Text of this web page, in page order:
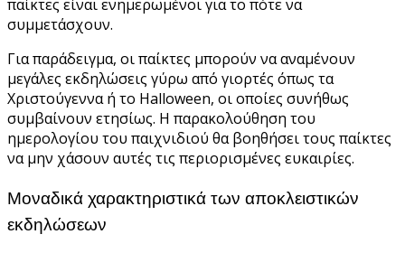
παίκτες είναι ενημερωμένοι για το πότε να
συμμετάσχουν.
Για παράδειγμα, οι παίκτες μπορούν να αναμένουν
μεγάλες εκδηλώσεις γύρω από γιορτές όπως τα
Χριστούγεννα ή το Halloween, οι οποίες συνήθως
συμβαίνουν ετησίως. Η παρακολούθηση του
ημερολογίου του παιχνιδιού θα βοηθήσει τους παίκτες
να μην χάσουν αυτές τις περιορισμένες ευκαιρίες.
Μοναδικά χαρακτηριστικά των αποκλειστικών
εκδηλώσεων